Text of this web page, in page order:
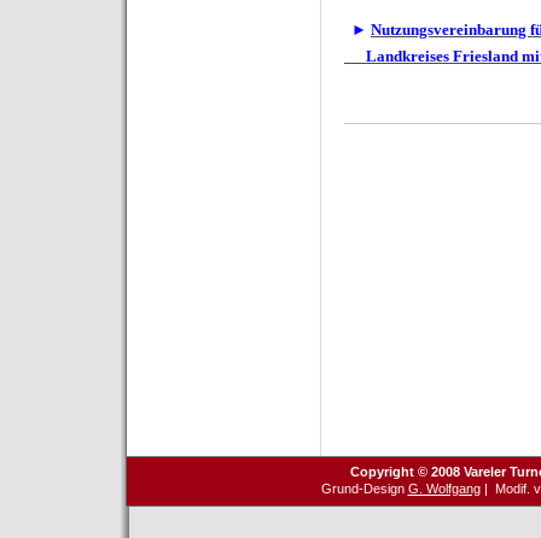
► Nutzungsvereinbarung
Landkreises Friesland
Copyright © 2008 Vareler
Grund-Design G. Wolfgang| Modif.